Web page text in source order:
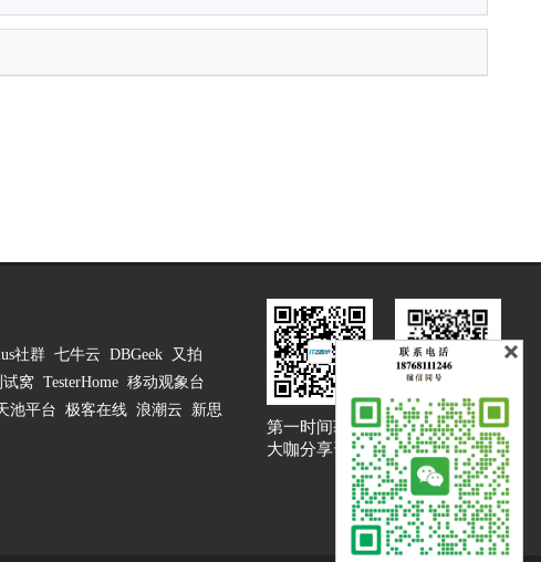
社群 七牛云 DBGeek
又拍
试窝 TesterHome 移动观象台
池平台 极客在线 浪潮云
新思
第一时间获取
大咖分享资讯
大咖说吐槽客服